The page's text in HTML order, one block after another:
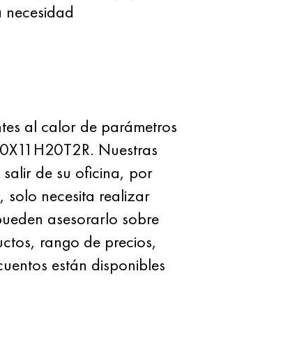
al calor de parámetros
Nuestras
de su oficina, por
solo necesita realizar
asesorarlo sobre
rango de precios,
están disponibles